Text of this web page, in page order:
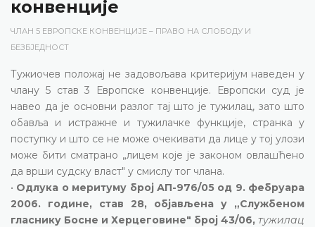
конвенције
ЧЛАН 5 ЕВРОПСКЕ КОНВЕНЦИЈЕ – ПРАВО НА СЛОБОДУ И
БЕЗБЈЕДНОСТ
Тужиочев положај не задовољава критеријум наведен у
члану 5 став 3 Европске конвенције. Европски суд је
навео да је основни разлог тај што је тужилац, зато што
обавља и истражне и тужилачке функције, странка у
поступку и што се не може очекивати да лице у тој улози
може бити сматрано „лицем које је законом овлашћено
да врши судску власт" у смислу тог члана.
• Одлука о меритуму број АП-976/05 од 9. фебруара
2006. године, став 28, објављена у „Службеном
гласнику Босне и Херцеговине" број 43/06, тужилац